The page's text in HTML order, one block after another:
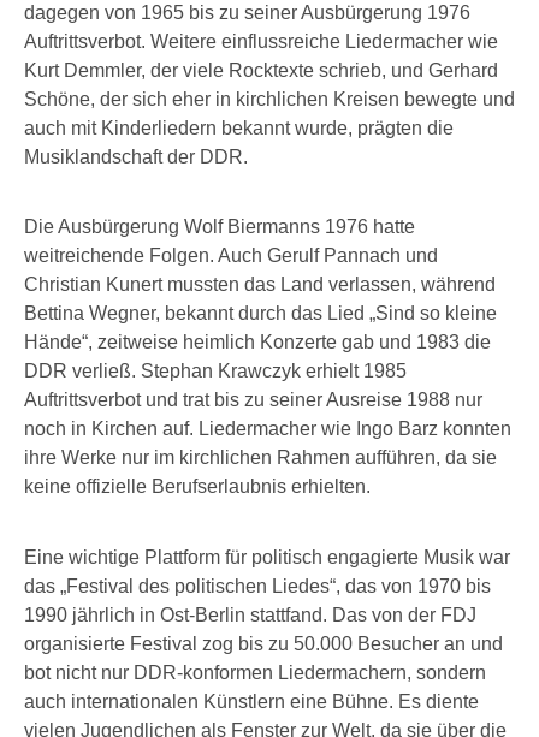
dagegen von 1965 bis zu seiner Ausbürgerung 1976
Auftrittsverbot. Weitere einflussreiche Liedermacher wie
Kurt Demmler, der viele Rocktexte schrieb, und Gerhard
Schöne, der sich eher in kirchlichen Kreisen bewegte und
auch mit Kinderliedern bekannt wurde, prägten die
Musiklandschaft der DDR.
Die Ausbürgerung Wolf Biermanns 1976 hatte
weitreichende Folgen. Auch Gerulf Pannach und
Christian Kunert mussten das Land verlassen, während
Bettina Wegner, bekannt durch das Lied „Sind so kleine
Hände“, zeitweise heimlich Konzerte gab und 1983 die
DDR verließ. Stephan Krawczyk erhielt 1985
Auftrittsverbot und trat bis zu seiner Ausreise 1988 nur
noch in Kirchen auf. Liedermacher wie Ingo Barz konnten
ihre Werke nur im kirchlichen Rahmen aufführen, da sie
keine offizielle Berufserlaubnis erhielten.
Eine wichtige Plattform für politisch engagierte Musik war
das „Festival des politischen Liedes“, das von 1970 bis
1990 jährlich in Ost-Berlin stattfand. Das von der FDJ
organisierte Festival zog bis zu 50.000 Besucher an und
bot nicht nur DDR-konformen Liedermachern, sondern
auch internationalen Künstlern eine Bühne. Es diente
vielen Jugendlichen als Fenster zur Welt, da sie über die